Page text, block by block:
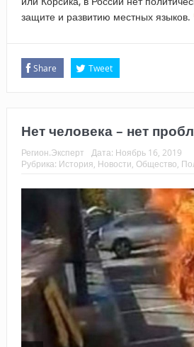
защите и развитию местных языков.
Share Tweet
Нет человека – нет
Регион.Эксперт Дата: Ноябрь 16, 2019
Рубрика: История, Новости, Общество,